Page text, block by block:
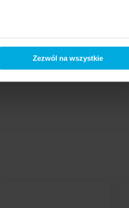
Zezwól na wszystkie